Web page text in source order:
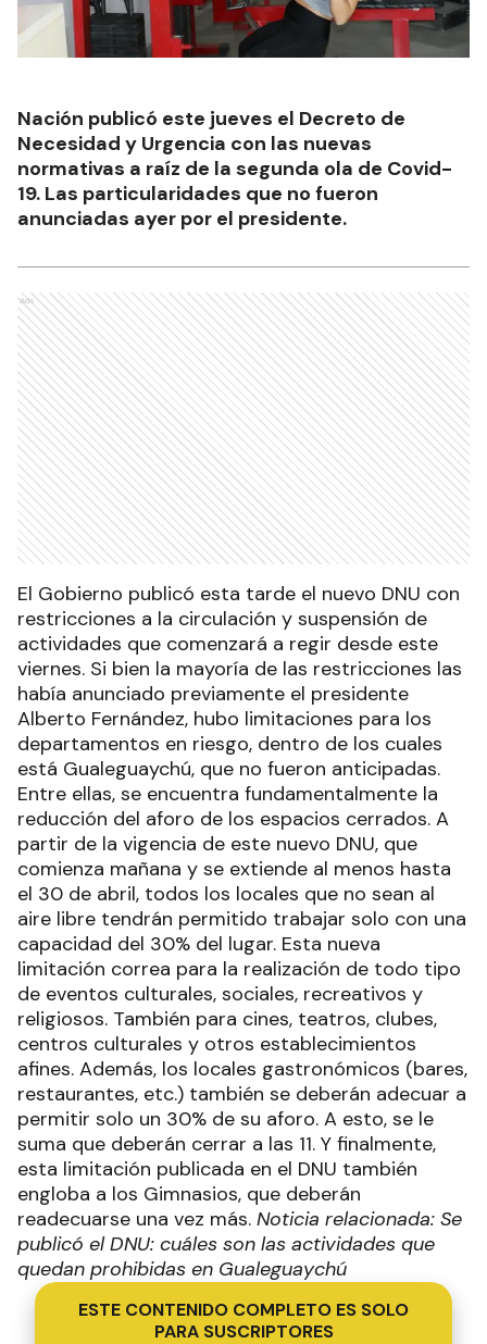
Nación publicó este jueves el Decreto de
Necesidad y Urgencia con las nuevas
normativas a raíz de la segunda ola de Covid-
19. Las particularidades que no fueron
anunciadas ayer por el presidente.
Ads
El Gobierno publicó esta tarde el nuevo DNU con
restricciones a la circulación y suspensión de
actividades que comenzará a regir desde este
viernes. Si bien la mayoría de las restricciones las
había anunciado previamente el presidente
Alberto Fernández, hubo limitaciones para los
departamentos en riesgo, dentro de los cuales
está Gualeguaychú, que no fueron anticipadas.
Entre ellas, se encuentra fundamentalmente la
reducción del aforo de los espacios cerrados. A
partir de la vigencia de este nuevo DNU, que
comienza mañana y se extiende al menos hasta
el 30 de abril, todos los locales que no sean al
aire libre tendrán permitido trabajar solo con una
capacidad del 30% del lugar. Esta nueva
limitación correa para la realización de todo tipo
de eventos culturales, sociales, recreativos y
religiosos. También para cines, teatros, clubes,
centros culturales y otros establecimientos
afines. Además, los locales gastronómicos (bares,
restaurantes, etc.) también se deberán adecuar a
permitir solo un 30% de su aforo. A esto, se le
suma que deberán cerrar a las 11. Y finalmente,
esta limitación publicada en el DNU también
engloba a los Gimnasios, que deberán
readecuarse una vez más. Noticia relacionada: Se
publicó el DNU: cuáles son las actividades que
quedan prohibidas en Gualeguaychú
ESTE CONTENIDO COMPLETO ES SOLO
PARA SUSCRIPTORES